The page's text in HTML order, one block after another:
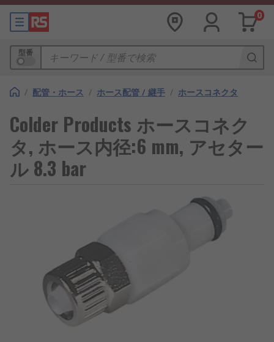
0
型番
/ 配管・ホース / ホース配管 / 継手 / ホースコネクタ
Colder Products ホースコネク
タ, ホース内径:6 mm, アセター
ル 8.3 bar